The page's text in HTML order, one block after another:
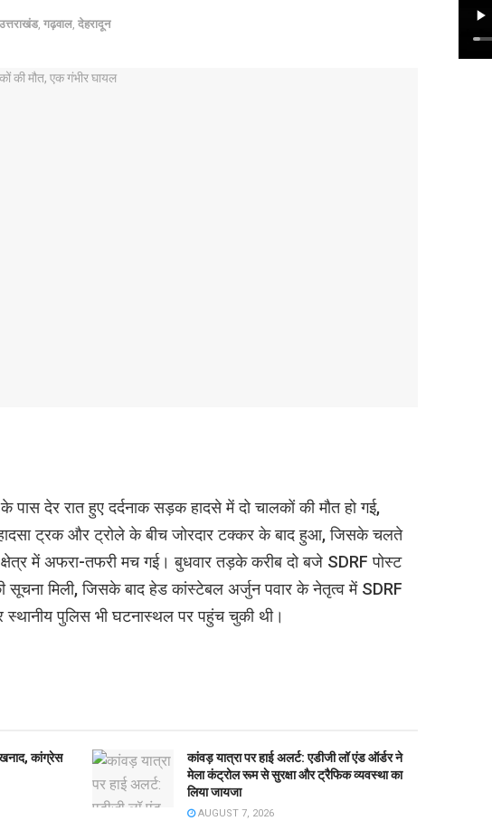
, गढ़वाल, देहरादून
देर रात हुए दर्दनाक सड़क हादसे में दो चालकों की मौत हो गई,
ट्रक और ट्रोले के बीच जोरदार टक्कर के बाद हुआ, जिसके चलते
में अफरा-तफरी मच गई। बुधवार तड़के करीब दो बजे SDRF पोस्ट
मिली, जिसके बाद हेड कांस्टेबल अर्जुन पवार के नेतृत्व में SDRF
स्थानीय पुलिस भी घटनास्थल पर पहुंच चुकी थी।
कांग्रेस
कांवड़ यात्रा पर हाई अलर्ट: एडीजी लॉ एंड ऑर्डर ने
मेला कंट्रोल रूम से सुरक्षा और ट्रैफिक व्यवस्था का
लिया जायजा
AUGUST 7, 2026